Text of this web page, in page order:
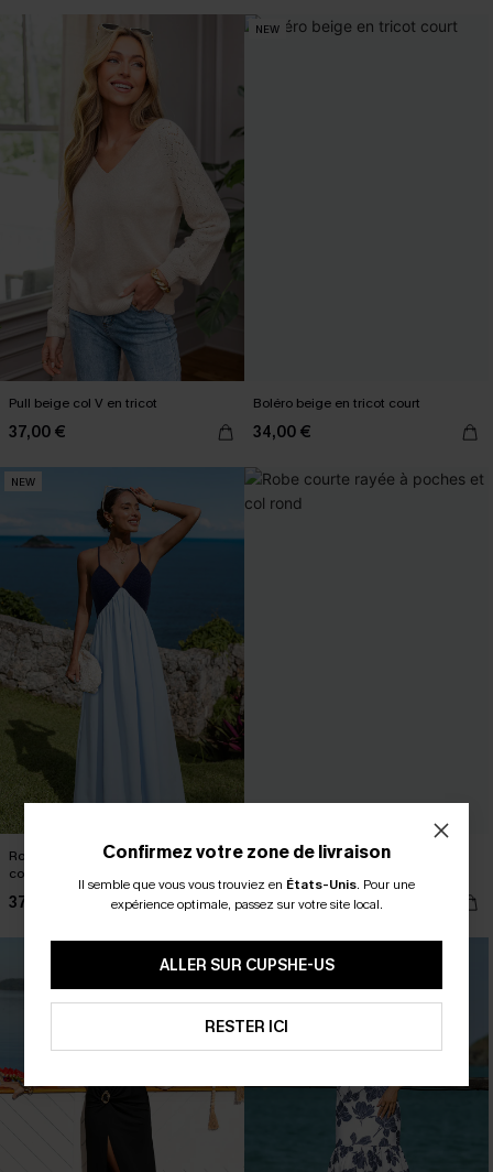
Pull beige col V en tricot
37,00 €
NEW
Boléro beige en tricot court
34,00 €
NEW
Robe longue bleue sans manches à
col en V
37,00 €
Robe courte rayée à poches et col
37,00 €
Confirmez votre zone de livraison
Il semble que vous vous trouviez en États-Unis. Pour une
expérience optimale, passez sur votre site local.
ALLER SUR CUPSHE-US
RESTER ICI